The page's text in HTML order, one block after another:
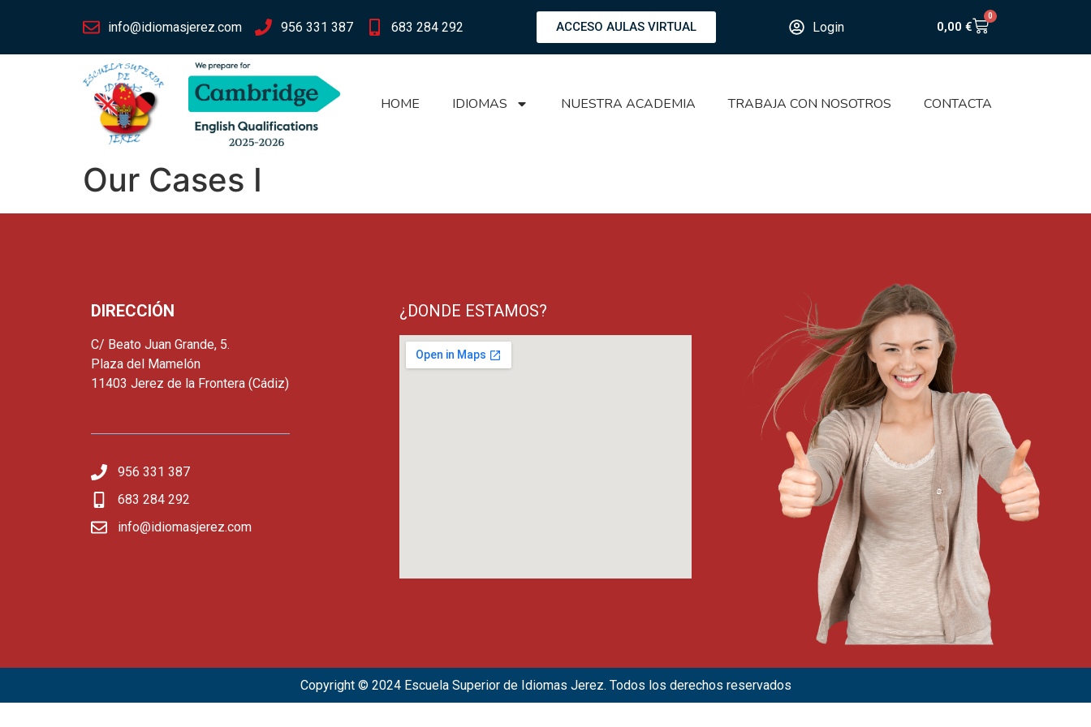
info@idiomasjerez.com 956 331 387 683 284 292 ACCESO AULAS VIRTUAL Login 0,00 €
0
HOME IDIOMAS NUESTRA ACADEMIA TRABAJA CON NOSOTROS CONTACTA
Our Cases I
DIRECCIÓN
C/ Beato Juan Grande, 5.
Plaza del Mamelón
11403 Jerez de la Frontera (Cádiz)
956 331 387
683 284 292
info@idiomasjerez.com
¿DONDE ESTAMOS?
Copyright © 2024 Escuela Superior de Idiomas Jerez. Todos los derechos reservados